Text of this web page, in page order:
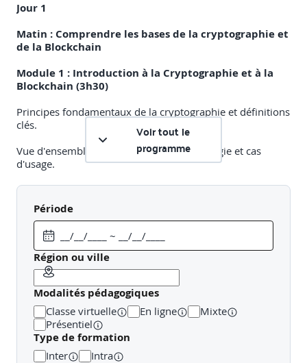
Jour 1
Matin : Comprendre les bases de la cryptographie et
de la Blockchain
Module 1 : Introduction à la Cryptographie et à la
Blockchain (3h30)
Principes fondamentaux de la cryptographie et définitions
clés.
Vue d'ensemble des blockchains : technologie et cas
d'usage.
Introduction aux principales plateformes blockchain.
Après-midi : Maîtriser le vocabulaire de base et les
concepts clés.
Module 2 : Fondamentaux de la Cryptologie (3h30)
Vocabulaire essentiel : algorithme, hachage, clés.
Présentation des mécanismes de chiffrement symétrique
et asymétrique.
Explication du rôle des mécanismes de hachage dans les
blockchains.
Voir tout le
programme
Période
Région ou ville
Modalités pédagogiques
Classe virtuelle En ligne
Mixte
Présentiel
Type de formation
Inter Intra